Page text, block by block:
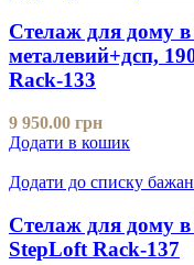
Стелаж для дому
металевий+дсп,
Rack-133
9 950.00 грн
Додати в кошик
Додати до списку
Стелаж для дому в
StepLoft Rack-137